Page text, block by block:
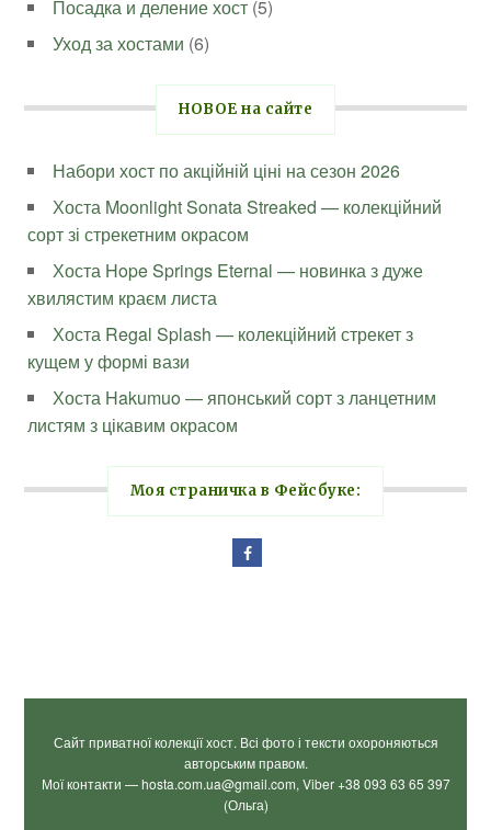
Посадка и деление хост (5)
Уход за хостами (6)
НОВОЕ на сайте
Набори хост по акційній ціні на сезон 2026
Хоста Moonlight Sonata Streaked — колекційний
сорт зі стрекетним окрасом
Хоста Hope Springs Eternal — новинка з дуже
хвилястим краєм листа
Хоста Regal Splash — колекційний стрекет з
кущем у формі вази
Хоста Hakumuo — японський сорт з ланцетним
листям з цікавим окрасом
Моя страничка в Фейсбуке:
Сайт приватної колекції хост. Всі фото і тексти охороняються
авторським правом.
Мої контакти — hosta.com.ua@gmail.com, Viber +38 093 63 65 397
(Ольга)